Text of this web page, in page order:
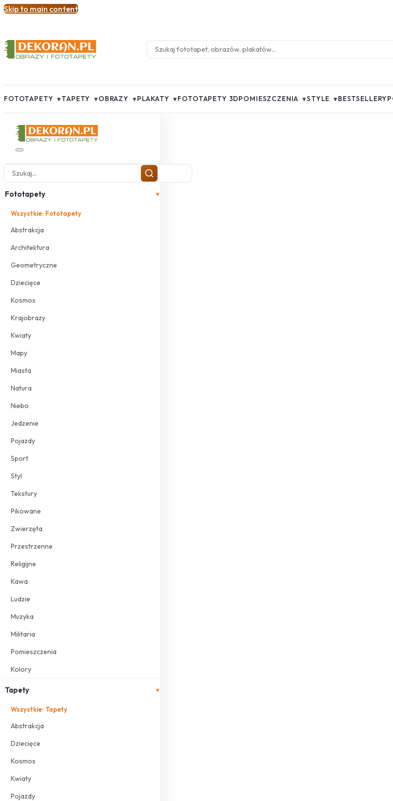
Skip to main content
FOTOTAPETY ▾TAPETY ▾OBRAZY ▾PLAKATY ▾FOTOTAPETY 3DPOMIESZCZENIA ▾STYLE ▾BESTSELLERY
Fototapety ▾
Wszystkie: Fototapety
Abstrakcja
Architektura
Geometryczne
Dziecięce
Kosmos
Krajobrazy
Kwiaty
Mapy
Miasta
Natura
Niebo
Jedzenie
Pojazdy
Sport
Styl
Tekstury
Pikowane
Zwierzęta
Przestrzenne
Religijne
Kawa
Ludzie
Muzyka
Militaria
Pomieszczenia
Kolory
Tapety ▾
Wszystkie: Tapety
Abstrakcja
Dziecięce
Kosmos
Kwiaty
Pojazdy